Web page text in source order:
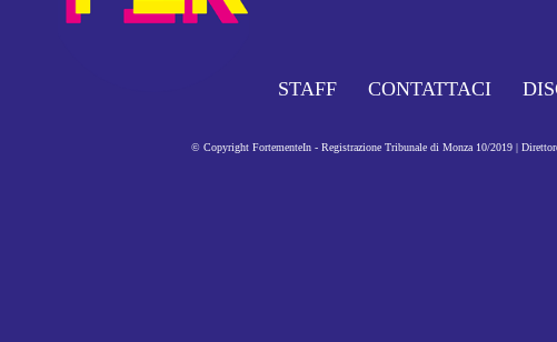
STAFF CONTATTACI
© Copyright FortementeIn - Registrazione Tribunale di Monza 10/2019 |